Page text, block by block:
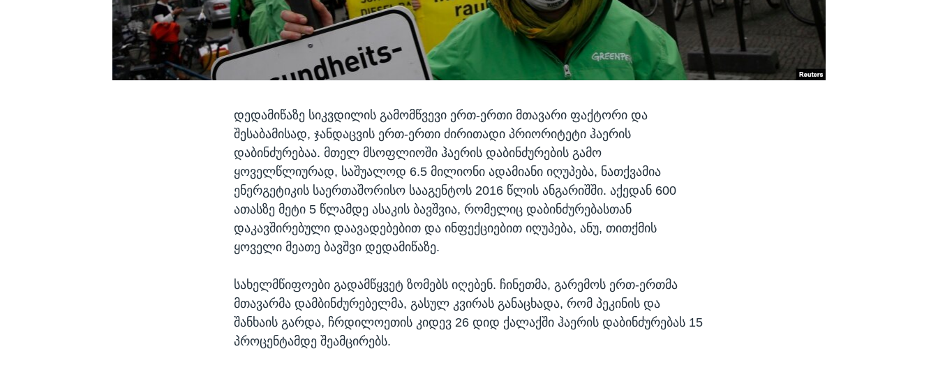
დედამიწაზე სიკვდილის გამომწვევი ერთ-ერთი მთავარი ფაქტორი და
შესაბამისად, ჯანდაცვის ერთ-ერთი ძირითადი პრიორიტეტი ჰაერის
დაბინძურებაა. მთელ მსოფლიოში ჰაერის დაბინძურების გამო
ყოველწლიურად, საშუალოდ 6.5 მილიონი ადამიანი იღუპება, ნათქვამია
ენერგეტიკის საერთაშორისო სააგენტოს 2016 წლის ანგარიშში. აქედან 600
ათასზე მეტი 5 წლამდე ასაკის ბავშვია, რომელიც დაბინძურებასთან
დაკავშირებული დაავადებებით და ინფექციებით იღუპება, ანუ, თითქმის
ყოველი მეათე ბავშვი დედამიწაზე.
სახელმწიფოები გადამწყვეტ ზომებს იღებენ. ჩინეთმა, გარემოს ერთ-ერთმა
მთავარმა დამბინძურებელმა, გასულ კვირას განაცხადა, რომ პეკინის და
შანხაის გარდა, ჩრდილოეთის კიდევ 26 დიდ ქალაქში ჰაერის დაბინძურებას 15
პროცენტამდე შეამცირებს.